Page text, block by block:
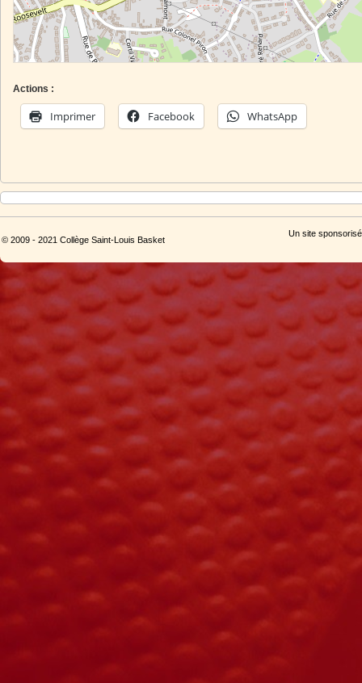
Actions :
Imprimer Facebook WhatsApp
© 2009 - 2021 Collège Saint-Louis Basket
Un site